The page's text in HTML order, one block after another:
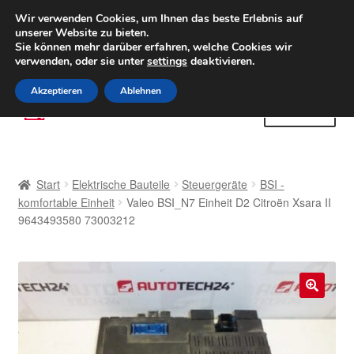
LIEFERUNG ab 6 EUR
Weltweiter Versand
(800) 500 564Mo-Fr 9-16 Uhr
Zur
Navigation
Zum
Inhalt
AGB
Beschwerdeordnung
Datenschutz-Bestimmungen
Start Elektrische Bauteile Steuergeräte
BSI -
komfortable Einheit
Valeo BSI_N7 Einheit D2 Citroën Xsara II
9643493580 73003212
Wir verwenden Cookies, um Ihnen das beste Erlebnis auf
unserer Website zu bieten.
Sie können mehr darüber erfahren, welche Cookies wir
verwenden, oder sie untersettings deaktivieren.
Akzeptieren Ablehnen